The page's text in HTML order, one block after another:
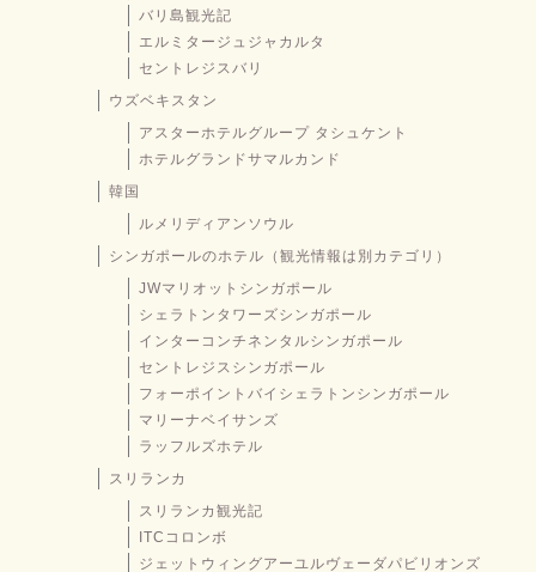
バリ島観光記
エルミタージュジャカルタ
セントレジスバリ
ウズベキスタン
アスターホテルグループ タシュケント
ホテルグランドサマルカンド
韓国
ルメリディアンソウル
シンガポールのホテル（観光情報は別カテゴリ）
JWマリオットシンガポール
シェラトンタワーズシンガポール
インターコンチネンタルシンガポール
セントレジスシンガポール
フォーポイントバイシェラトンシンガポール
マリーナベイサンズ
ラッフルズホテル
スリランカ
スリランカ観光記
ITCコロンボ
ジェットウィングアーユルヴェーダパビリオンズ